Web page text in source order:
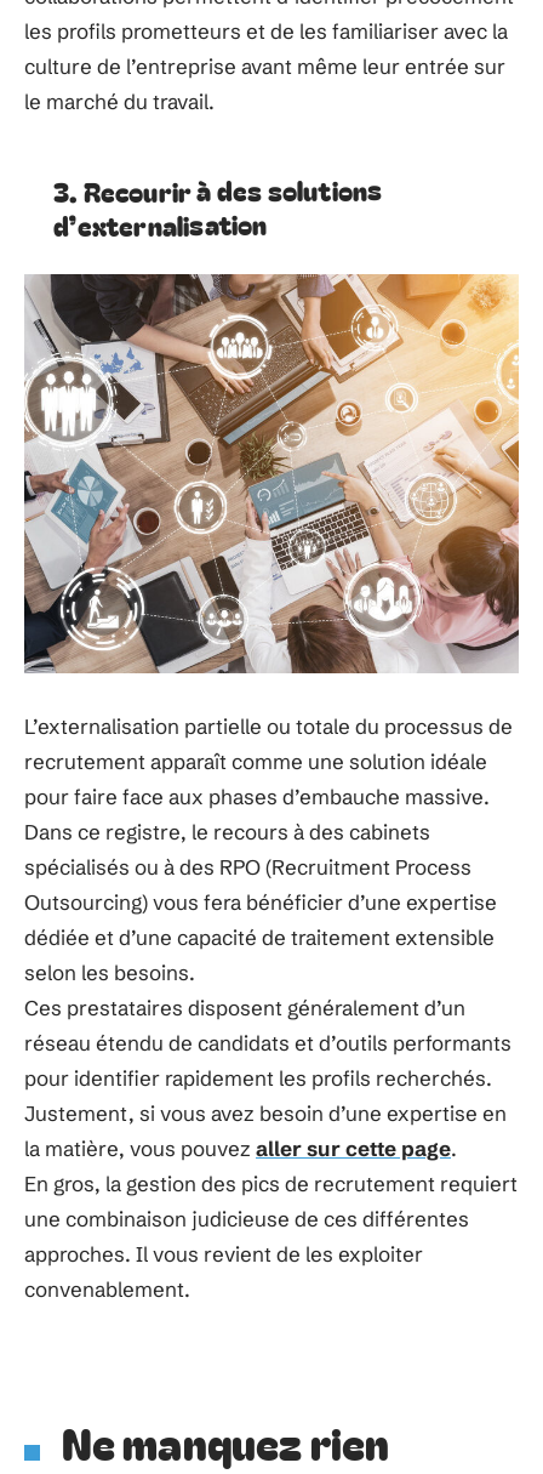
les profils prometteurs et de les familiariser avec la
culture de l’entreprise avant même leur entrée sur
le marché du travail.
3. Recourir à des solutions
d’externalisation
L’externalisation partielle ou totale du processus de
recrutement apparaît comme une solution idéale
pour faire face aux phases d’embauche massive.
Dans ce registre, le recours à des cabinets
spécialisés ou à des RPO (Recruitment Process
Outsourcing) vous fera bénéficier d’une expertise
dédiée et d’une capacité de traitement extensible
selon les besoins.
Ces prestataires disposent généralement d’un
réseau étendu de candidats et d’outils performants
pour identifier rapidement les profils recherchés.
Justement, si vous avez besoin d’une expertise en
la matière, vous pouvez aller sur cette page.
En gros, la gestion des pics de recrutement requiert
une combinaison judicieuse de ces différentes
approches. Il vous revient de les exploiter
convenablement.
Ne manquez rien